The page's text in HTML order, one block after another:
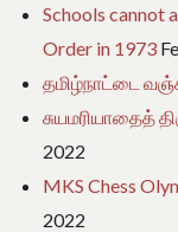
Schools cannot
Order in 1973
தமிழ்நாட்டை
சுயமரியாதைத்
2022
MKS Chess
2022